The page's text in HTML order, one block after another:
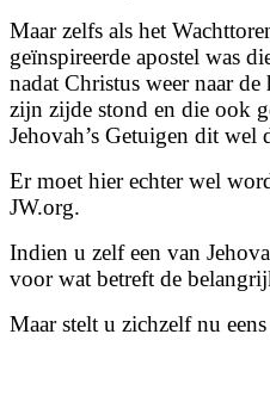
Maar zelfs als het
geïnspireerde apostel was
nadat Christus weer naar
zijn zijde stond en die ook
Jehovah’s Getuigen dit wel
Er moet hier echter wel
JW.org.
Indien u zelf een van
voor wat betreft de
Maar stelt u zichzelf nu